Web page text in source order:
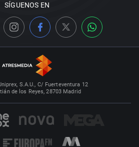
SÍGUENOS EN
S.A.U., C/ Fuerteventura 12
de los Reyes, 28703 Madrid